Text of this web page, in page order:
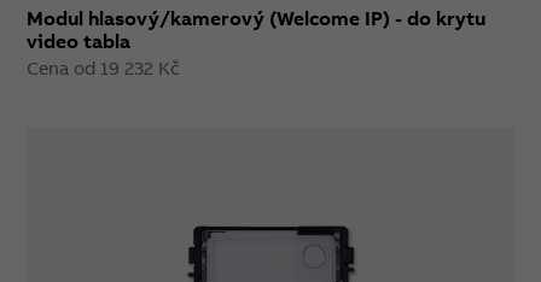
Modul hlasový/kamerový (Welcome IP) - do krytu
video tabla
Cena od 19 232 Kč